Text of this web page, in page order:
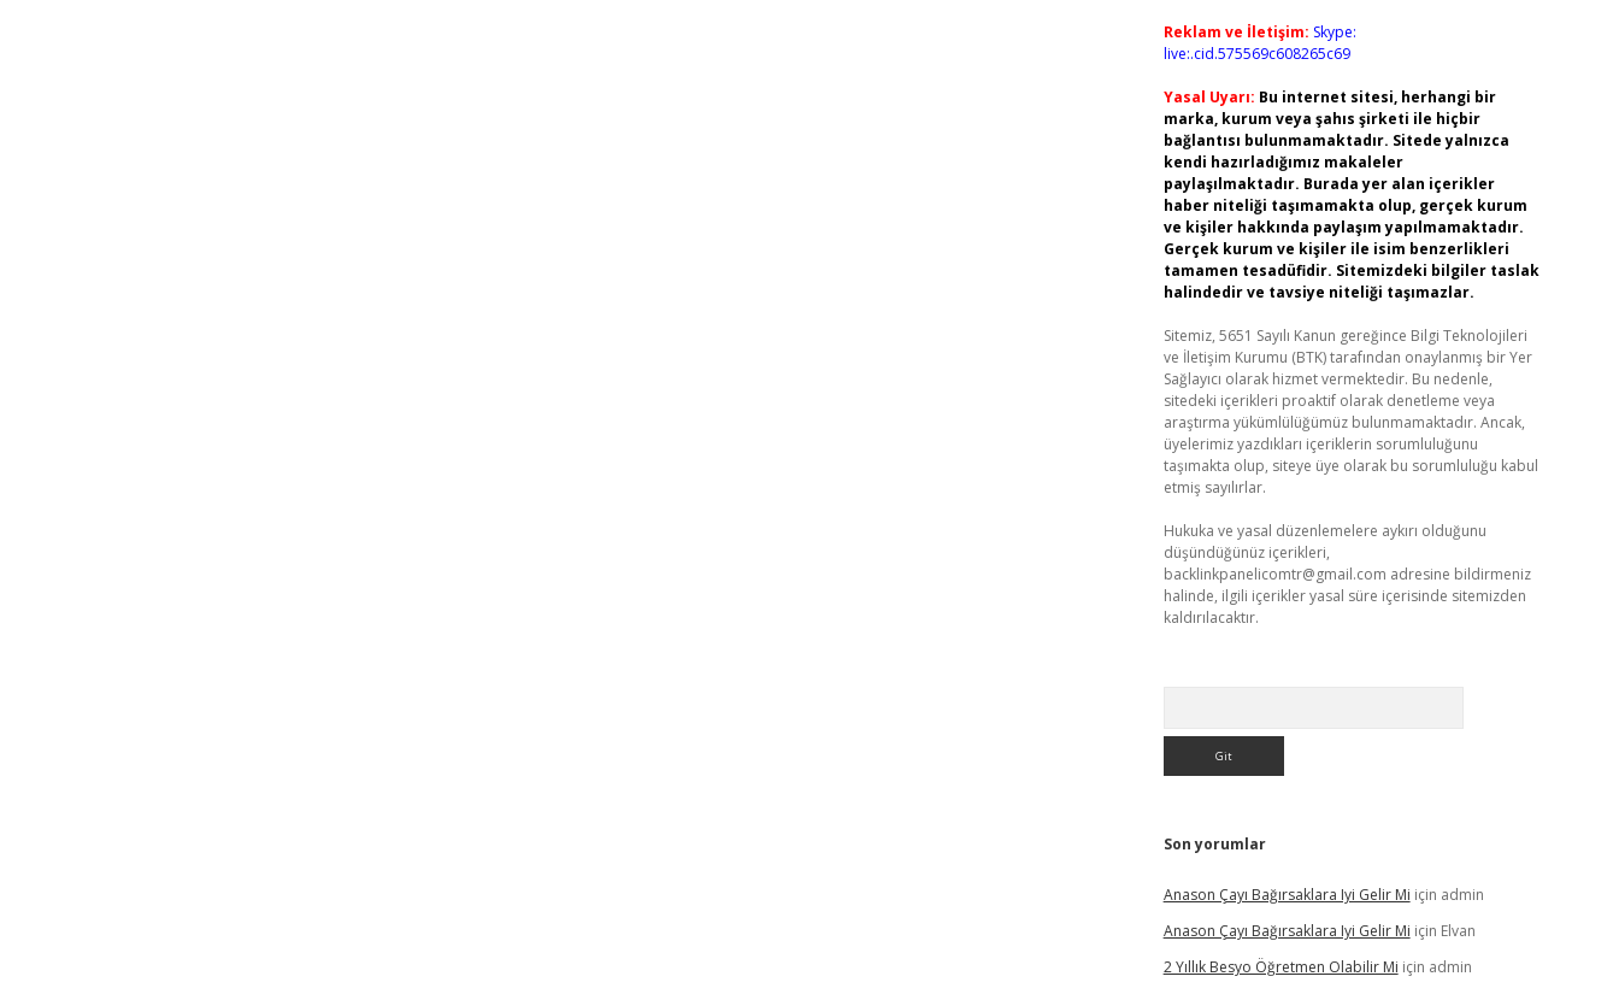
Reklam ve İletişim: Skype:
live:.cid.575569c608265c69
Yasal Uyarı: Bu internet sitesi, herhangi bir
marka, kurum veya şahıs şirketi ile hiçbir
bağlantısı bulunmamaktadır. Sitede yalnızca
kendi hazırladığımız makaleler
paylaşılmaktadır. Burada yer alan içerikler
haber niteliği taşımamakta olup, gerçek kurum
ve kişiler hakkında paylaşım yapılmamaktadır.
Gerçek kurum ve kişiler ile isim benzerlikleri
tamamen tesadüfidir. Sitemizdeki bilgiler taslak
halindedir ve tavsiye niteliği taşımazlar.
Sitemiz, 5651 Sayılı Kanun gereğince Bilgi Teknolojileri
ve İletişim Kurumu (BTK) tarafından onaylanmış bir Yer
Sağlayıcı olarak hizmet vermektedir. Bu nedenle,
sitedeki içerikleri proaktif olarak denetleme veya
araştırma yükümlülüğümüz bulunmamaktadır. Ancak,
üyelerimiz yazdıkları içeriklerin sorumluluğunu
taşımakta olup, siteye üye olarak bu sorumluluğu kabul
etmiş sayılırlar.
Hukuka ve yasal düzenlemelere aykırı olduğunu
düşündüğünüz içerikleri,
backlinkpanelicomtr@gmail.com adresine bildirmeniz
halinde, ilgili içerikler yasal süre içerisinde sitemizden
kaldırılacaktır.
Son yorumlar
Anason Çayı Bağırsaklara Iyi Gelir Mi için admin
Anason Çayı Bağırsaklara Iyi Gelir Mi için Elvan
2 Yıllık Besyo Öğretmen Olabilir Mi için admin